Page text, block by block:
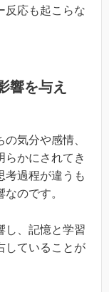
反応も起こらな
響を与え
気分や感情、
らかにされてき
考過程が違うも
のです。
し、記憶と学習
していることが